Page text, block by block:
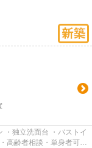
・独立洗面台 ・バストイ
高齢者相談・単身者可・